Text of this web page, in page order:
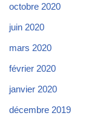
octobre 2020
juin 2020
mars 2020
février 2020
janvier 2020
décembre 2019